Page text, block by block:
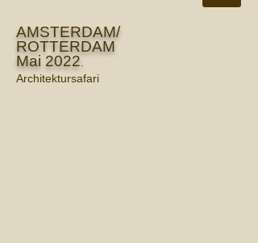
AMSTERDAM/
ROTTERDAM
Mai 2022
Architektursafari